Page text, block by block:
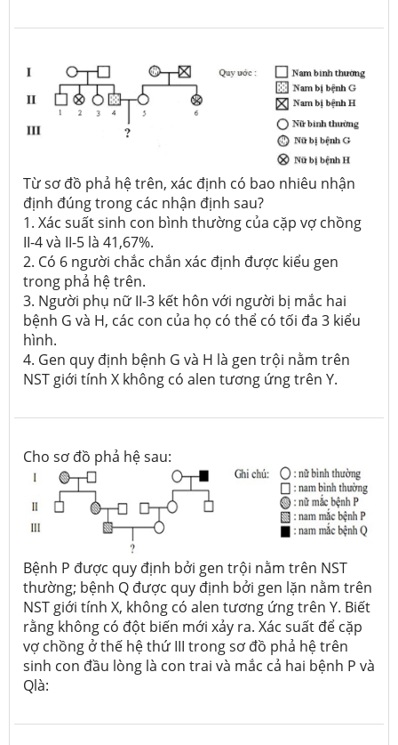
Từ sơ đồ phả hệ trên, xác định có bao nhiêu nhận
định đúng trong các nhận định sau?
1. Xác suất sinh con bình thường của cặp vợ chồng
II-4 và II-5 là 41,67%.
2. Có 6 người chắc chắn xác định được kiểu gen
trong phả hệ trên.
3. Người phụ nữ II-3 kết hôn với người bị mắc hai
bệnh G và H, các con của họ có thể có tối đa 3 kiểu
hình.
4. Gen quy định bệnh G và H là gen trội nằm trên
NST giới tính X không có alen tương ứng trên Y.
Cho sơ đồ phả hệ sau:
Bệnh P được quy định bởi gen trội nằm trên NST
thường; bệnh Q được quy định bởi gen lặn nằm trên
NST giới tính X, không có alen tương ứng trên Y. Biết
rằng không có đột biến mới xảy ra. Xác suất để cặp
vợ chồng ở thế hệ thứ III trong sơ đồ phả hệ trên
sinh con đầu lòng là con trai và mắc cả hai bệnh P và
Qlà: